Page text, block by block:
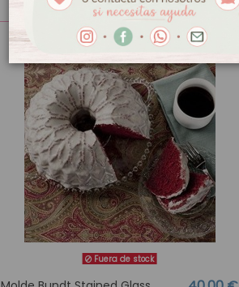
Fuera de stock